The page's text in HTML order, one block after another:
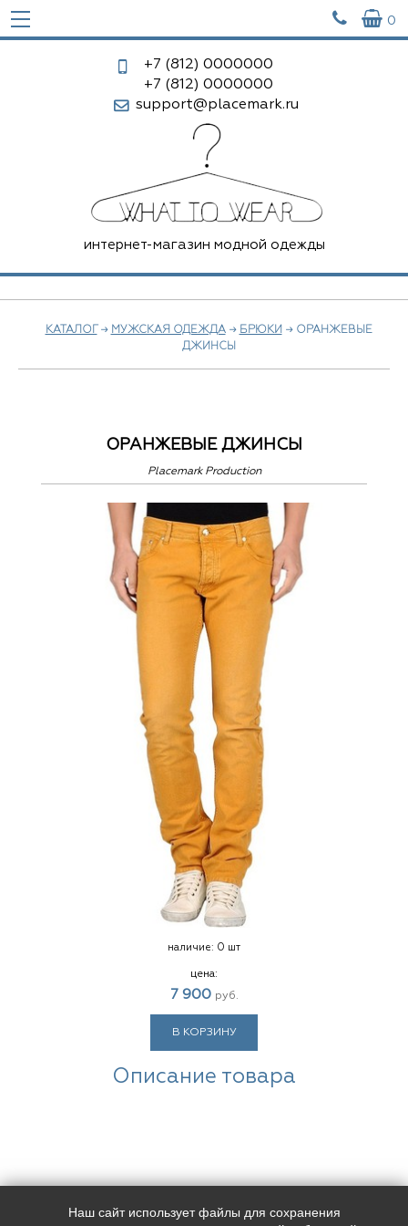
  0
+7 (812) 0000000
+7 (812) 0000000
support@placemark.ru
интернет-магазин модной одежды
КАТАЛОГ → МУЖСКАЯ ОДЕЖДА→ БРЮКИ → ОРАНЖЕВЫЕ
ДЖИНСЫ
ОРАНЖЕВЫЕ ДЖИНСЫ
Placemark Production
наличие: 0 шт
цена:
7 900 руб.
В КОРЗИНУ
Описание товара
Наш адрес: Контакты:
Наш сайт использует файлы для сохранения